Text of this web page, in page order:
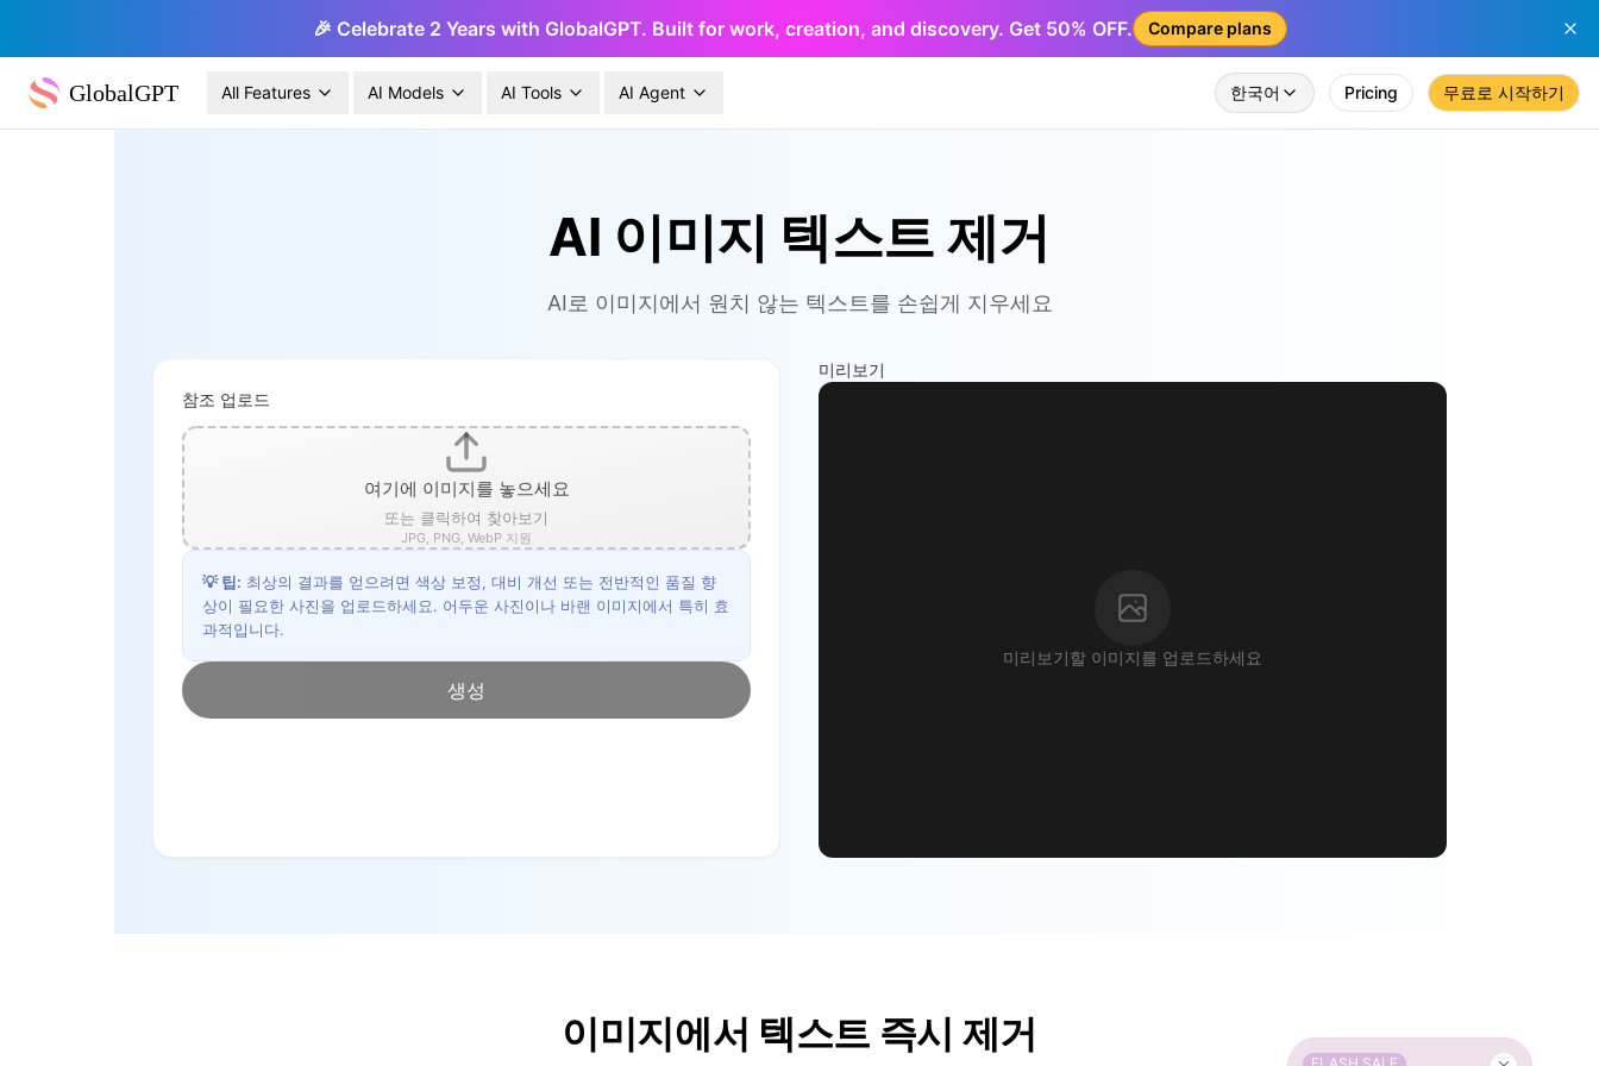
🎉 Celebrate 2 Years with GlobalGPT. Built for work, creation, and discovery. Get 50% OFF. Compare plans
GlobalGPT All Features AI Models AI Tools AI Agent 한국어 Pricing 무료로 시작하기
AI 이미지 텍스트 제거
AI로 이미지에서 원치 않는 텍스트를 손쉽게 지우세요
참조 업로드
여기에 이미지를 놓으세요
또는 클릭하여 찾아보기
JPG, PNG, WebP 지원
💡팁: 최상의 결과를 얻으려면 색상 보정, 대비 개선 또는 전반적인 품질 향
상이 필요한 사진을 업로드하세요. 어두운 사진이나 바랜 이미지에서 특히 효
과적입니다.
생성
미리보기
미리보기할 이미지를 업로드하세요
이미지에서 텍스트 즉시 제거